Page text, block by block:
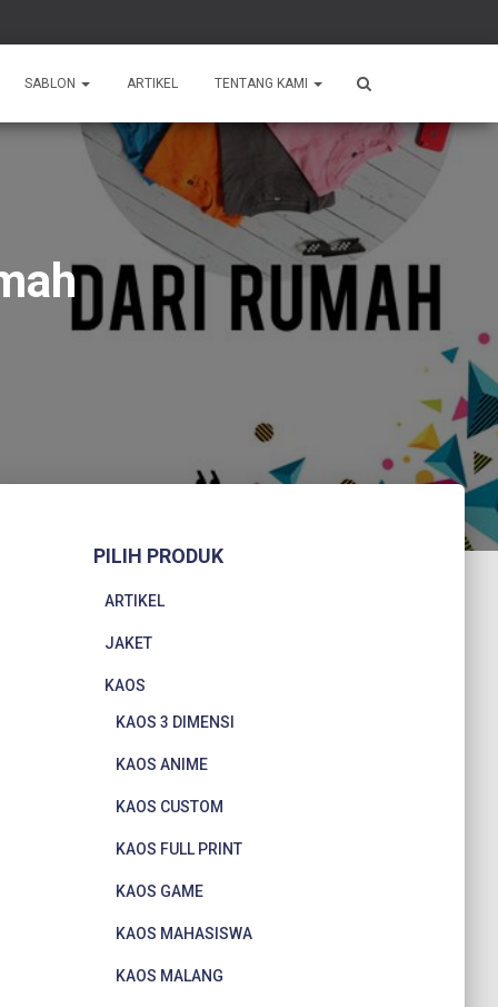
SABLON ARTIKEL TENTANG KAMI
PILIH PRODUK
ARTIKEL
JAKET
KAOS
KAOS 3 DIMENSI
KAOS ANIME
KAOS CUSTOM
KAOS FULL PRINT
KAOS GAME
KAOS MAHASISWA
KAOS MALANG